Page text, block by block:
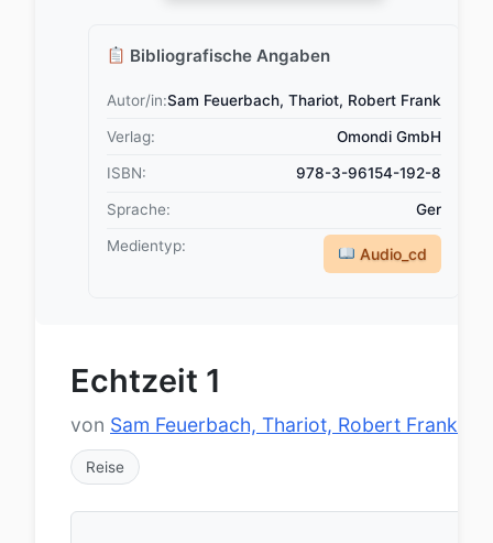
Bibliografische Angaben
Autor/in:Sam Feuerbach, Thariot, Robert Frank
Verlag: Omondi GmbH
ISBN: 978-3-96154-192-8
Sprache: Ger
Medientyp: Audio_cd
Echtzeit 1
von Sam Feuerbach, Thariot, Robert Frank
Reise